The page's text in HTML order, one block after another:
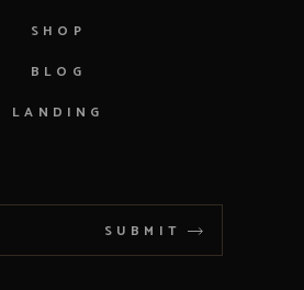
SHOP
BLOG
LANDING
SUBMIT